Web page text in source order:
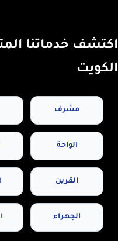
اكتشف خدماتنا
الكويت
مشرف
الواحة
القرين
الجهراء